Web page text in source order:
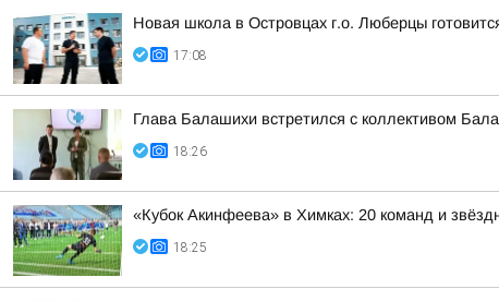
Новая школа в Островцах г.о. Люберцы
17:08
Глава Балашихи встретился с коллективом
18:26
«Кубок Акинфеева» в Химках: 20 команд и
18:25